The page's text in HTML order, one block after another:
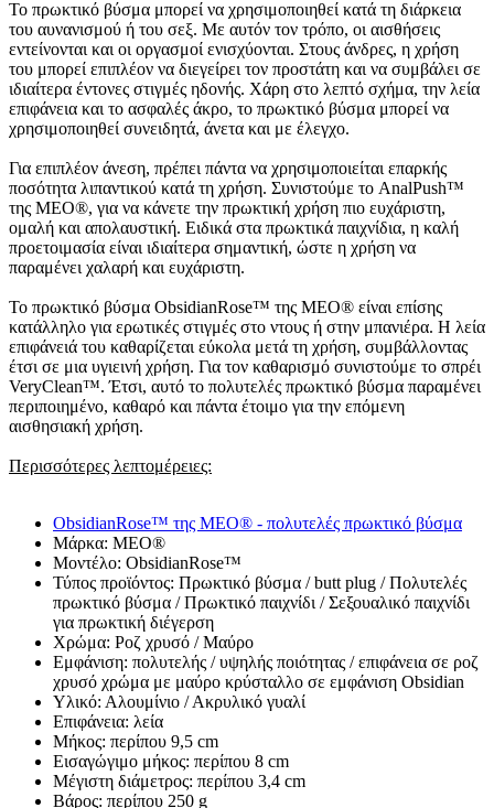
Το πρωκτικό βύσμα μπορεί να χρησιμοποιηθεί κατά τη διάρκεια
του αυνανισμού ή του σεξ. Με αυτόν τον τρόπο, οι αισθήσεις
εντείνονται και οι οργασμοί ενισχύονται. Στους άνδρες, η χρήση
του μπορεί επιπλέον να διεγείρει τον προστάτη και να συμβάλει σε
ιδιαίτερα έντονες στιγμές ηδονής. Χάρη στο λεπτό σχήμα, την λεία
επιφάνεια και το ασφαλές άκρο, το πρωκτικό βύσμα μπορεί να
χρησιμοποιηθεί συνειδητά, άνετα και με έλεγχο.
Για επιπλέον άνεση, πρέπει πάντα να χρησιμοποιείται επαρκής
ποσότητα λιπαντικού κατά τη χρήση. Συνιστούμε το AnalPush™
της MEO®, για να κάνετε την πρωκτική χρήση πιο ευχάριστη,
ομαλή και απολαυστική. Ειδικά στα πρωκτικά παιχνίδια, η καλή
προετοιμασία είναι ιδιαίτερα σημαντική, ώστε η χρήση να
παραμένει χαλαρή και ευχάριστη.
Το πρωκτικό βύσμα ObsidianRose™ της MEO® είναι επίσης
κατάλληλο για ερωτικές στιγμές στο ντους ή στην μπανιέρα. Η λεία
επιφάνειά του καθαρίζεται εύκολα μετά τη χρήση, συμβάλλοντας
έτσι σε μια υγιεινή χρήση. Για τον καθαρισμό συνιστούμε το σπρέι
VeryClean™. Έτσι, αυτό το πολυτελές πρωκτικό βύσμα παραμένει
περιποιημένο, καθαρό και πάντα έτοιμο για την επόμενη
αισθησιακή χρήση.
Περισσότερες λεπτομέρειες:
ObsidianRose™ της MEO® - πολυτελές πρωκτικό βύσμα
Μάρκα: MEO®
Μοντέλο: ObsidianRose™
Τύπος προϊόντος: Πρωκτικό βύσμα / butt plug / Πολυτελές
πρωκτικό βύσμα / Πρωκτικό παιχνίδι / Σεξουαλικό παιχνίδι
για πρωκτική διέγερση
Χρώμα: Ροζ χρυσό / Μαύρο
Εμφάνιση: πολυτελής / υψηλής ποιότητας / επιφάνεια σε ροζ
χρυσό χρώμα με μαύρο κρύσταλλο σε εμφάνιση Obsidian
Υλικό: Αλουμίνιο / Ακρυλικό γυαλί
Επιφάνεια: λεία
Μήκος: περίπου 9,5 cm
Εισαγώγιμο μήκος: περίπου 8 cm
Μέγιστη διάμετρος: περίπου 3,4 cm
Βάρος: περίπου 250 g